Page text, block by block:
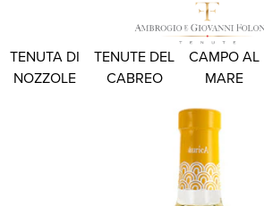
TENUTA DI
NOZZOLE
TENUTE DEL
CABREO
CAMPO AL
MARE